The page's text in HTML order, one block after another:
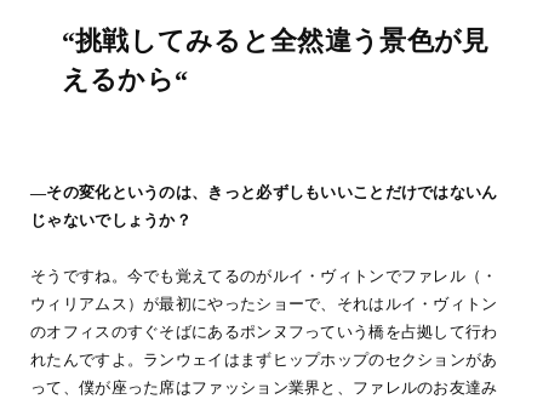
“挑戦してみると全然違う景色が見
えるから“
―その変化というのは、きっと必ずしもいいことだけではないん
じゃないでしょうか？
そうですね。今でも覚えてるのがルイ・ヴィトンでファレル（・
ウィリアムス）が最初にやったショーで、それはルイ・ヴィトン
のオフィスのすぐそばにあるポンヌフっていう橋を占拠して行わ
れたんですよ。ランウェイはまずヒップホップのセクションがあ
って、僕が座った席はファッション業界と、ファレルのお友達み